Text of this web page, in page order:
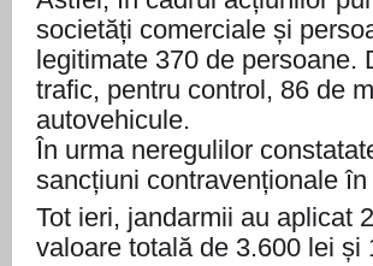
societăți comerciale și
legitimate 370 de persoane.
trafic, pentru control, 86 de
autovehicule.
În urma neregulilor
sancțiuni contravenționale
Tot ieri, jandarmii au aplicat
valoare totală de 3.600 lei